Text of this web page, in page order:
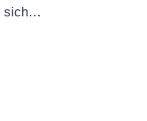
sich…